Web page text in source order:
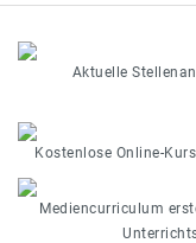
Aktuelle
Kostenlose Online-
Mediencurriculum